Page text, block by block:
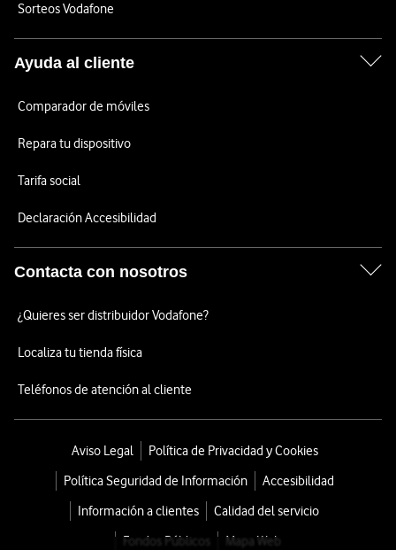
Sorteos Vodafone
Ayuda al cliente
Comparador de móviles
Repara tu dispositivo
Tarifa social
Declaración Accesibilidad
Contacta con nosotros
¿Quieres ser distribuidor Vodafone?
Localiza tu tienda física
Teléfonos de atención al cliente
Aviso Legal
Política de Privacidad y Cookies
Política Seguridad de Información
Accesibilidad
Información a clientes
Calidad del servicio
Fondos Públicos
Mapa Web